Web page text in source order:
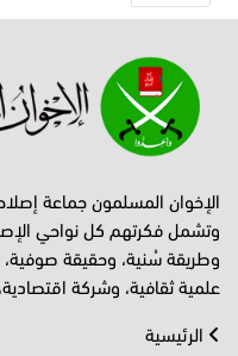
الإخوان المسلمون جماعة
وتشمل فكرتهم كل نواحي
وطريقة سُنية، وحقيقة صوفية،
علمية ثقافية، وشركة
الرئيسية